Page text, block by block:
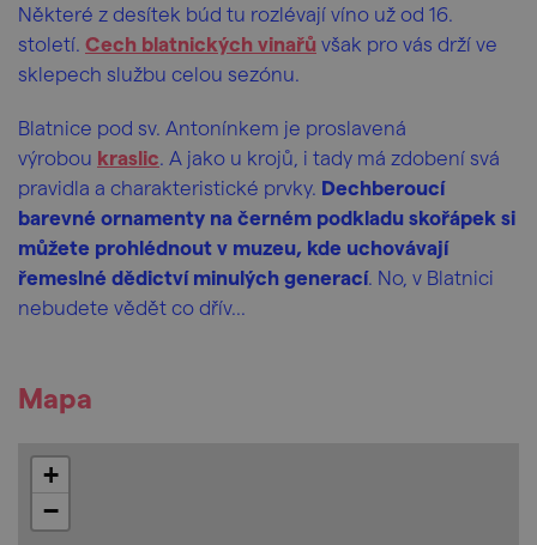
Některé z desítek búd tu rozlévají víno už od 16.
století. Cech blatnických vinařů však pro vás drží ve
sklepech službu celou sezónu.
Blatnice pod sv. Antonínkem je proslavená
výrobou kraslic. A jako u krojů, i tady má zdobení svá
pravidla a charakteristické prvky. Dechberoucí
barevné ornamenty na černém podkladu skořápek si
můžete prohlédnout v muzeu, kde uchovávají
řemeslné dědictví minulých generací. No, v Blatnici
nebudete vědět co dřív...
Mapa
+
−